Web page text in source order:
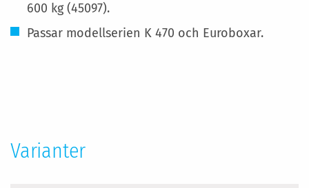
600 kg (45097).
Passar modellserien K 470 och Euroboxar.
Varianter